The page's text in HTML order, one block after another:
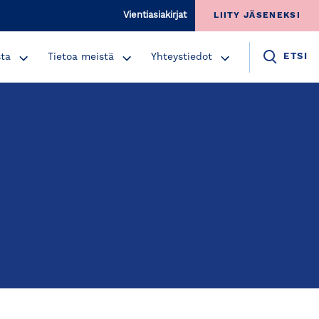
Vientiasiakirjat LIITY JÄSENEKSI
Tietoa meistä Yhteystiedot ETSI